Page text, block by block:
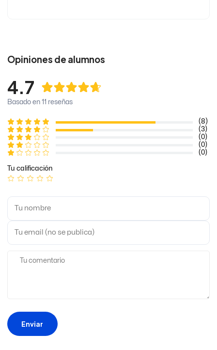
Opiniones de alumnos
4.7
Basado en 11 reseñas
(8)
(3)
(0)
(0)
(0)
Tu calificación
Enviar